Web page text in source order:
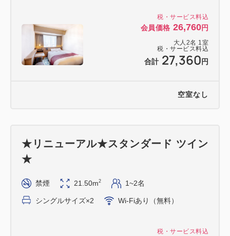
税・サービス料込
会員価格 26,760円
大人 2名 1室
税・サービス料込
合計 27,360 円
空室なし
税・サービス料込
★リニューアル★スタンダード ツイン
★
禁煙 21.50m2 1~2名
シングルサイズ×2 Wi-Fiあり（無料）